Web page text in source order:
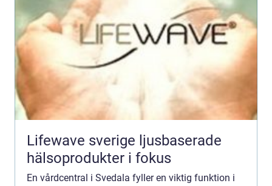
Lifewave sverige ljusbaserade
hälsoprodukter i fokus
En vårdcentral i Svedala fyller en viktig funktion i